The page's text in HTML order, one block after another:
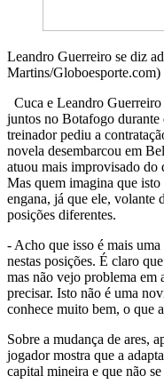
Leandro Guerreiro se diz
Martins/Globoesporte.com)
Cuca e Leandro
juntos no Botafogo durante
treinador pediu a
novela desembarcou em
atuou mais improvisado do
Mas quem imagina que
engana, já que ele, volante
posições diferentes.
- Acho que isso é mais
nestas posições. É claro
mas não vejo problema em
precisar. Isto não é uma
conhece muito bem, o que
Sobre a mudança de ares,
jogador mostra que a
capital mineira e que não